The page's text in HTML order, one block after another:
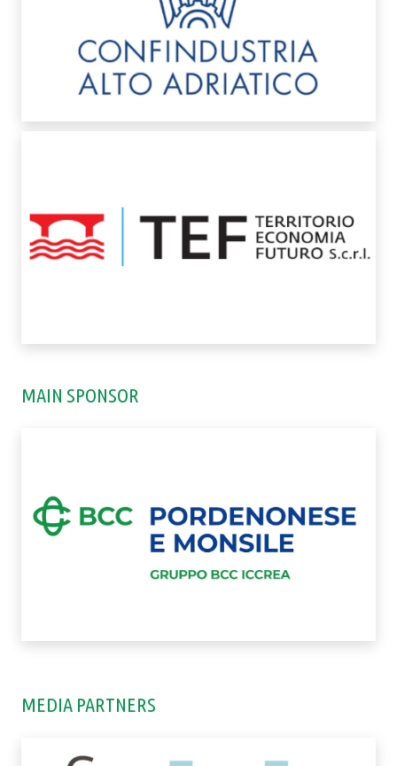
MAIN SPONSOR
MEDIA PARTNERS